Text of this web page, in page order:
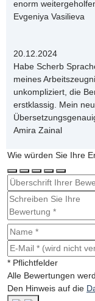
enorm
Evgeniya Vasilieva
20.12.2024
Habe Scherb
meines
unkompliziert, die
erstklassig. Mein
Amira Zainal
Wie würden Sie Ihre
* Pflichtfelder
Alle Bewertungen
Den Hinweis auf die